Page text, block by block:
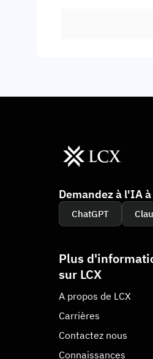
Demandez à l'IA
ChatGPT
Plus
sur LCX
A propos de LCX
Carrières
Contactez nous
Connaissances